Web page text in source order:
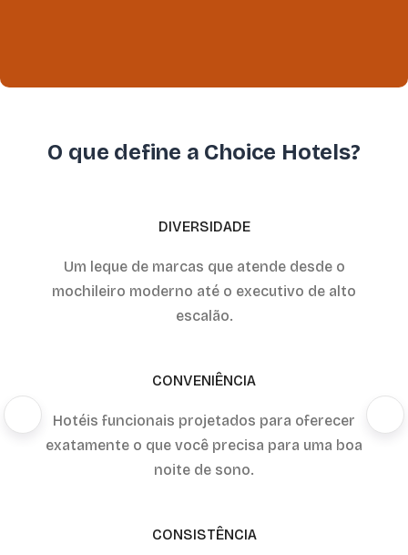
O que define a Choice Hotels?
DIVERSIDADE
Um leque de marcas que atende desde o
mochileiro moderno até o executivo de alto
escalão.
CONVENIÊNCIA
Hotéis funcionais projetados para oferecer
exatamente o que você precisa para uma boa
noite de sono.
CONSISTÊNCIA